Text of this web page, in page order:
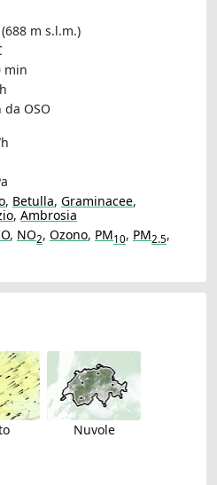
m s.l.m.)
min
da OSO
, Betulla, Graminacee,
, Ambrosia
, NO2, Ozono, PM10, PM2.5,
Nuvole